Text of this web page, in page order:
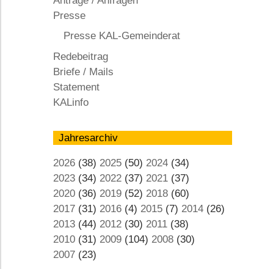
KAL
Presse
Presse KAL-Gemeinderat
Redebeitrag
Briefe / Mails
Statement
KALinfo
Jahresarchiv
2026 (38) 2025 (50) 2024 (34)
2023 (34) 2022 (37) 2021 (37)
2020 (36) 2019 (52) 2018 (60)
2017 (31) 2016 (4) 2015 (7) 2014 (26)
2013 (44) 2012 (30) 2011 (38)
2010 (31) 2009 (104) 2008 (30)
2007 (23)